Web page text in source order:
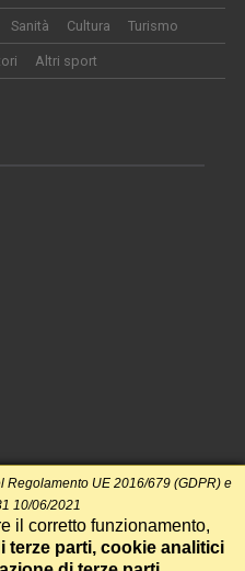
Sanità Cultura Turismo
Altri sport
Regolamento UE 2016/679 (GDPR) e
10/06/2021
il corretto funzionamento,
terze parti, cookie analitici